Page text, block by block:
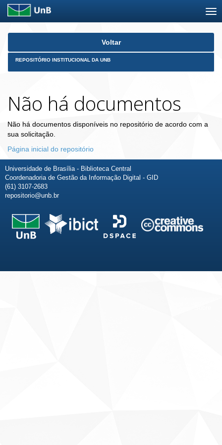
Skip
Voltar
REPOSITÓRIO INSTITUCIONAL DA UNB
Não há documentos
Não há documentos disponíveis no repositório de acordo com a
sua solicitação.
Página inicial do repositório
Universidade de Brasília - Biblioteca Central
Coordenadoria de Gestão da Informação Digital - GID
(61) 3107-2683
repositorio@unb.br